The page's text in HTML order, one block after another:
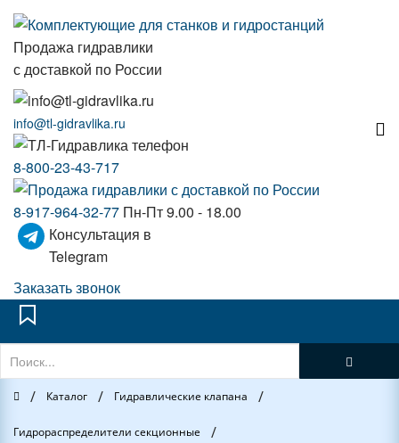
Продажа гидравлики
с доставкой по России
info@tl-gidravlika.ru
8-800-23-43-717
8-917-964-32-77 Пн-Пт 9.00 - 18.00
Консультация в
Telegram
Заказать звонок
Главная
/ Каталог / Гидравлические клапана /
Гидрораспределители секционные /